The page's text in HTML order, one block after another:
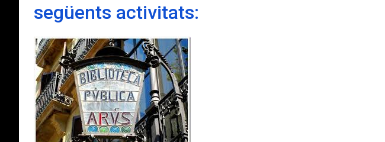
següents activitats: